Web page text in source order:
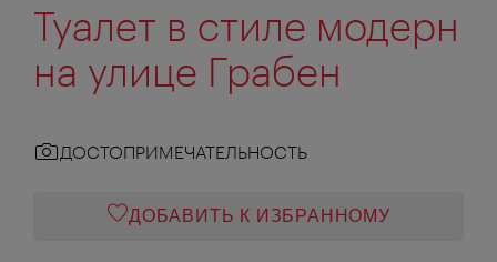
Туалет в стиле модерн
на улице Грабен
ДОСТОПРИМЕЧАТЕЛЬНОСТЬ
ДОБАВИТЬ К ИЗБРАННОМУ